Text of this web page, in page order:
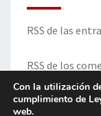
RSS de las
RSS de los
Con la utilización
cumplimiento de
web.